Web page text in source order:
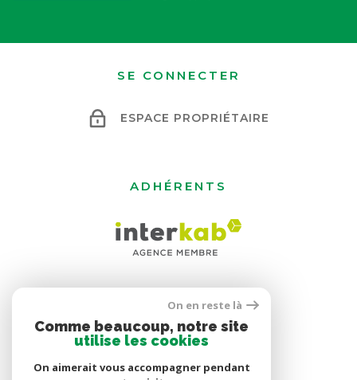
SE CONNECTER
ESPACE PROPRIÉTAIRE
ADHÉRENTS
On en reste là
Comme beaucoup, notre site
utilise les cookies
On aimerait vous accompagner pendant